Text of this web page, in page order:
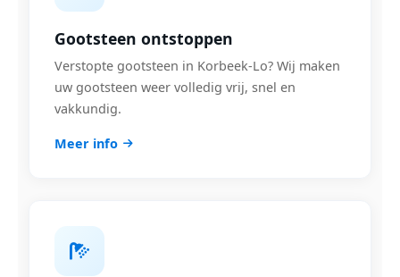
Gootsteen ontstoppen
Verstopte gootsteen in Korbeek-Lo? Wij maken
uw gootsteen weer volledig vrij, snel en
vakkundig.
Meer info